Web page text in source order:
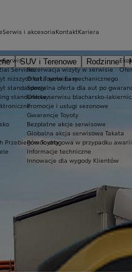
SUV i Terenowe Rodzinne
Przebiegów Toyoty
Services
niższych rat Toyota Easy
standardowy
standardowy
Serwis i akcesoria
Serwis
Rezerwacja wizyty w serwisie
Oferta serwisu mechanicznego
Specjalna oferta dla aut po
Oferta serwisu blacharsko-
Promocje i usługi sezonowe
Gwarancje Toyoty
Bezpłatne akcje serwisowe
Globalna akcja serwisowa Takata
Pomoc drogowa w przypadku
Informacje techniczne
Innowacje dla wygody Klientów
KontaktKariera